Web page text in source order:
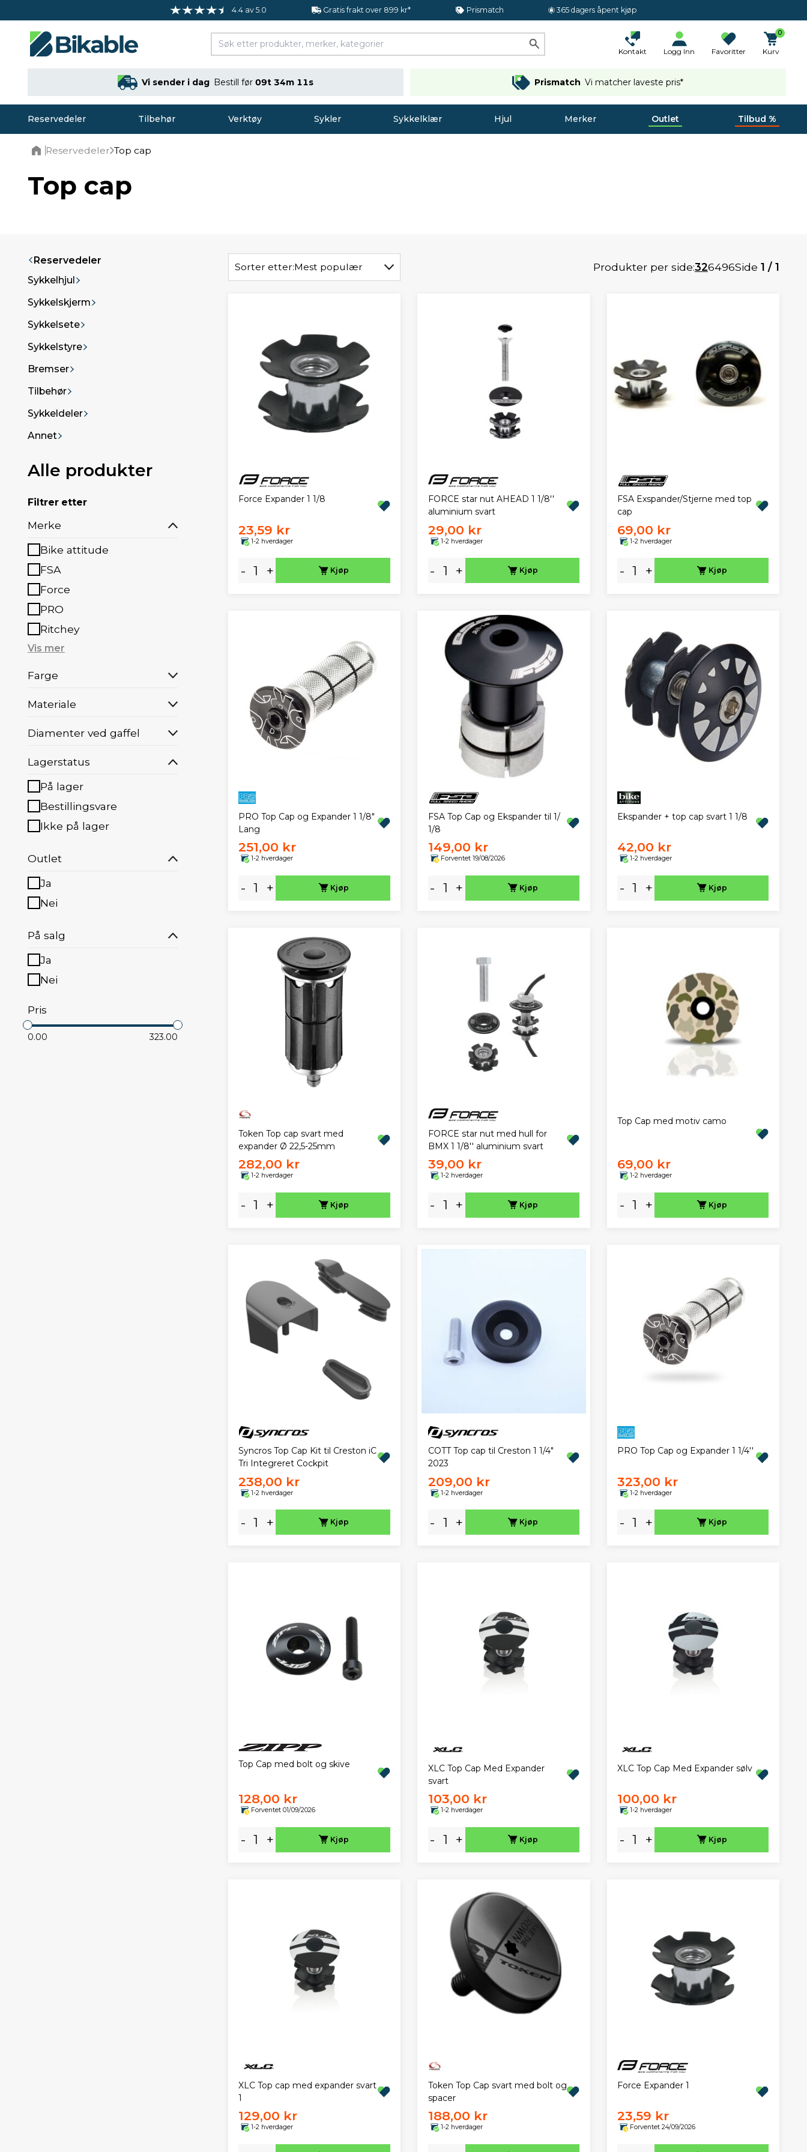
4.4 av 5.0 Gratis frakt over 899 kr* Prismatch 365 dagers åpent kjøp
Kontakt Logg Inn Favoritter
0
Kurv
Vi sender i dag Bestill før 09t 34m 10s Prismatch Vi matcher laveste pris*
Reservedeler Tilbehør Verktøy Sykler Sykkelklær Hjul Merker Outlet Tilbud %
Reservedeler Top cap
Top cap
Reservedeler
Sykkelhjul
Sykkelskjerm
Sykkelsete
Sykkelstyre
Bremser
Tilbehør
Sykkeldeler
Annet
Alle produkter
Filtrer etter
Merke
Bike attitude
FSA
Force
PRO
Ritchey
Vis mer
Farge
Materiale
Diamenter ved gaffel
Lagerstatus
På lager
Bestillingsvare
Ikke på lager
Outlet
Ja
Nei
På salg
Ja
Nei
Pris
0.00 323.00
Sorter etter:Mest populær Produkter per side:326496Side 1 / 1
Force Expander 1 1/8
23,59 kr
1-2 hverdager
- + Kjøp
FORCE star nut AHEAD 1 1/8''
aluminium svart
29,00 kr
1-2 hverdager
- + Kjøp
FSA Exspander/Stjerne med top
cap
69,00 kr
1-2 hverdager
- + Kjøp
PRO Top Cap og Expander 1 1/8"
Lang
251,00 kr
1-2 hverdager
- + Kjøp
FSA Top Cap og Ekspander til 1/
1/8
149,00 kr
Forventet 19/08/2026
- + Kjøp
Ekspander + top cap svart 1 1/8
42,00 kr
1-2 hverdager
- + Kjøp
Token Top cap svart med
expander Ø 22,5-25mm
282,00 kr
1-2 hverdager
- + Kjøp
FORCE star nut med hull for
BMX 1 1/8'' aluminium svart
39,00 kr
1-2 hverdager
- + Kjøp
Top Cap med motiv camo
69,00 kr
1-2 hverdager
- + Kjøp
Syncros Top Cap Kit til Creston iC
Tri Integreret Cockpit
238,00 kr
1-2 hverdager
- + Kjøp
COTT Top cap til Creston 1 1/4"
2023
209,00 kr
1-2 hverdager
- + Kjøp
PRO Top Cap og Expander 1 1/4''
323,00 kr
1-2 hverdager
- + Kjøp
Top Cap med bolt og skive
128,00 kr
Forventet 01/09/2026
- + Kjøp
XLC Top Cap Med Expander
svart
103,00 kr
1-2 hverdager
- + Kjøp
XLC Top Cap Med Expander sølv
100,00 kr
1-2 hverdager
- + Kjøp
XLC Top cap med expander svart
1
129,00 kr
1-2 hverdager
Token Top Cap svart med bolt og
spacer
188,00 kr
1-2 hverdager
Force Expander 1
23,59 kr
Forventet 24/09/2026